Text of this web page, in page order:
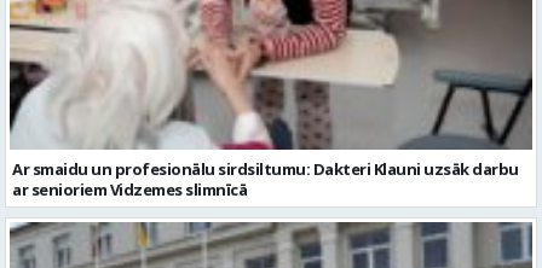
Ar smaidu un profesionālu sirdsiltumu: Dakteri Klauni uzsāk darbu
ar senioriem Vidzemes slimnīcā